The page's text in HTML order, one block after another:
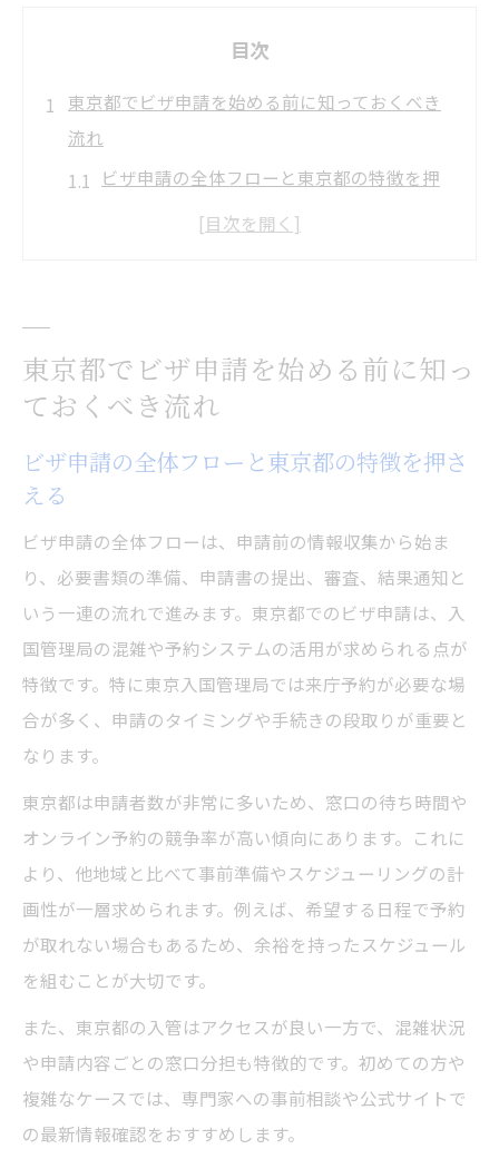
目次
東京都でビザ申請を始める前に知っておくべき
流れ
ビザ申請の全体フローと東京都の特徴を押
ト
ビザ申請前に確認すべき手続きと相談先
る
入管申請予約システムの使い方と注意点
申請状況通知を見逃さない進捗管理テクニ
ック
東京入国管理局の予約更新最新情報をチェ
ック
混雑を避けてスムーズに進めるビザ申請手順
ビザ申請時の混雑を避ける窓口利用のコツ
東京入国管理局の待ち時間短縮術を紹介
予約システム活用でスムーズな申請を目指
す
ピークタイムを避けるビザ申請スケジュー
ル管理
東京都でビザ申請を始める前に知っ
ておくべき流れ
ビザ申請の全体フローと東京都の特徴を押さ
える
ビザ申請の全体フローは、申請前の情報収集から始ま
り、必要書類の準備、申請書の提出、審査、結果通知と
いう一連の流れで進みます。東京都でのビザ申請は、入
国管理局の混雑や予約システムの活用が求められる点が
特徴です。特に東京入国管理局では来庁予約が必要な場
合が多く、申請のタイミングや手続きの段取りが重要と
なります。
東京都は申請者数が非常に多いため、窓口の待ち時間や
オンライン予約の競争率が高い傾向にあります。これに
より、他地域と比べて事前準備やスケジューリングの計
画性が一層求められます。例えば、希望する日程で予約
が取れない場合もあるため、余裕を持ったスケジュール
を組むことが大切です。
また、東京都の入管はアクセスが良い一方で、混雑状況
や申請内容ごとの窓口分担も特徴的です。初めての方や
複雑なケースでは、専門家への事前相談や公式サイトで
の最新情報確認をおすすめします。